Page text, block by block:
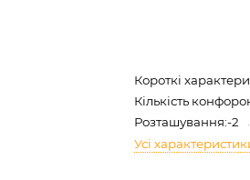
Короткі
Кількість
Розташування:-2
Усі